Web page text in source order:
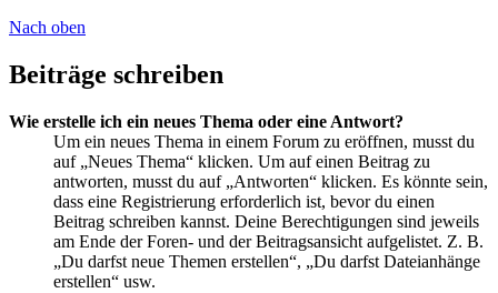
Nach oben
Beiträge schreiben
Wie erstelle ich ein neues Thema oder eine Antwort?
Um ein neues Thema in einem Forum zu eröffnen, musst du
auf „Neues Thema“ klicken. Um auf einen Beitrag zu
antworten, musst du auf „Antworten“ klicken. Es könnte sein,
dass eine Registrierung erforderlich ist, bevor du einen
Beitrag schreiben kannst. Deine Berechtigungen sind jeweils
am Ende der Foren- und der Beitragsansicht aufgelistet. Z. B.
„Du darfst neue Themen erstellen“, „Du darfst Dateianhänge
erstellen“ usw.